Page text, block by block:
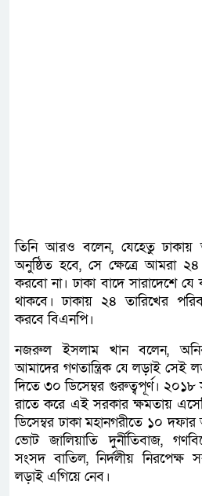
তিনি আরও বলেন, যেহেতু ঢাকায়
অনুষ্ঠিত হবে, সে ক্ষেত্রে আমরা ২৪
করবো না। ঢাকা বাদে সারাদেশে
থাকবে। ঢাকায় ২৪ তারিখের
করবে বিএনপি।
নজরুল ইসলাম খান বলেন,
আমাদের গণতান্ত্রিক যে লড়াই সেই
দিতে ৩০ ডিসেম্বর গুরুত্বপূর্ণ।
রাতে করে এই সরকার ক্ষমতায়
ডিসেম্বর ঢাকা মহানগরীতে ১০
ভোট জালিয়াতি দুর্নীতিবাজ,
সংসদ বাতিল, নির্দলীয় নিরপেক্ষ
লড়াই এগিয়ে নেব।